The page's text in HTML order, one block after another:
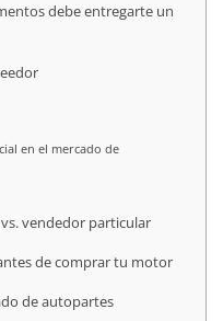
debe entregarte un
en el mercado de
vendedor particular
de comprar tu motor
de autopartes